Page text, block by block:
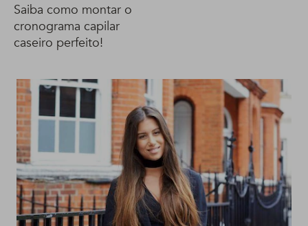
Saiba como montar o
cronograma capilar
caseiro perfeito!